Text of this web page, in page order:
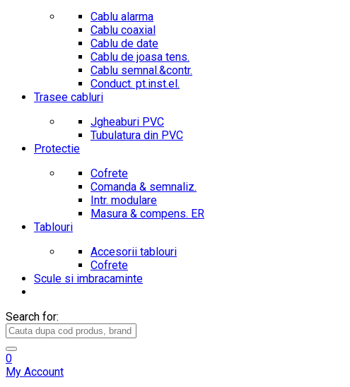
Cablu alarma
Cablu coaxial
Cablu de date
Cablu de joasa tens.
Cablu semnal.&contr.
Conduct. pt.inst.el.
Trasee cabluri
Jgheaburi PVC
Tubulatura din PVC
Protectie
Cofrete
Comanda & semnaliz.
Intr. modulare
Masura & compens. ER
Tablouri
Accesorii tablouri
Cofrete
Scule si imbracaminte
Search for:
0
My Account